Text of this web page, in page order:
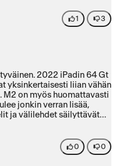
1 3
2022 iPadin 64 Gt
yksinkertaisesti liian vähän
M2 on myös huomattavasti
jonkin verran lisää,
ja välilehdet säilyttävät
toimii
ja moniajo sekä
heti huomattavasti.
0 0